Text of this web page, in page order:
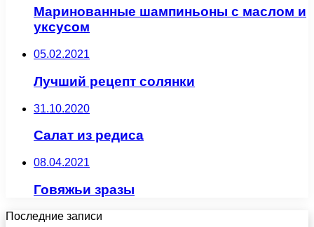
Маринованные шампиньоны с маслом и
уксусом
05.02.2021
Лучший рецепт солянки
31.10.2020
Салат из редиса
08.04.2021
Говяжьи зразы
Последние записи